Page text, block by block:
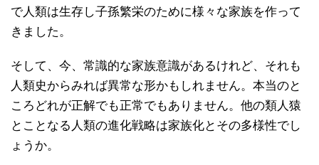
で人類は生存し子孫繁栄のために様々な家族を作って
きました。
そして、今、常識的な家族意識があるけれど、それも
人類史からみれば異常な形かもしれません。本当のと
ころどれが正解でも正常でもありません。他の類人猿
とことなる人類の進化戦略は家族化とその多様性でし
ょうか。